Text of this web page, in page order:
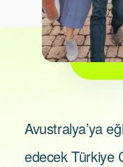
Avustralya’ya
edecek Türkiye